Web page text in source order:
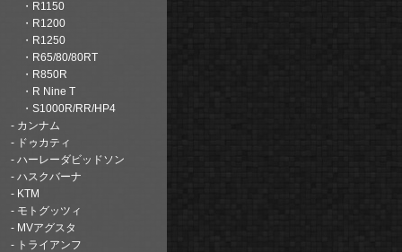
R1150
R1200
R1250
R65/80/80RT
R850R
R Nine T
S1000R/RR/HP4
カンナム
ドゥカティ
ハーレーダビッドソン
ハスクバーナ
KTM
モトグッツィ
MVアグスタ
トライアンフ